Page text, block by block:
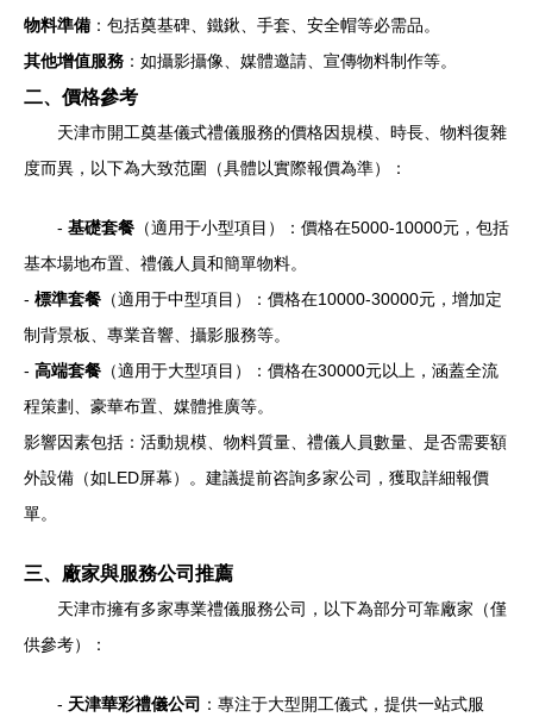
物料準備 ：包括奠基碑、鐵鍬、手套、安全帽等必需品。
其他增值服務 ：如攝影攝像、媒體邀請、宣傳物料制作等。
二、價格參考
天津市開工奠基儀式禮儀服務的價格因規模、時長、物料復雜
度而異，以下為大致范圍（具體以實際報價為準）：
- 基礎套餐 （適用于小型項目）：價格在5000-10000元，包括
基本場地布置、禮儀人員和簡單物料。
- 標準套餐 （適用于中型項目）：價格在10000-30000元，增加定
制背景板、專業音響、攝影服務等。
- 高端套餐 （適用于大型項目）：價格在30000元以上，涵蓋全流
程策劃、豪華布置、媒體推廣等。
影響因素包括：活動規模、物料質量、禮儀人員數量、是否需要額
外設備（如LED屏幕）。建議提前咨詢多家公司，獲取詳細報價
單。
三、廠家與服務公司推薦
天津市擁有多家專業禮儀服務公司，以下為部分可靠廠家（僅
供參考）：
- 天津華彩禮儀公司 ：專注于大型開工儀式，提供一站式服